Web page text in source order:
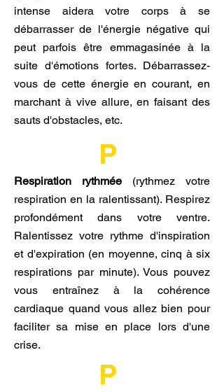
intense aidera votre corps à se
débarrasser de l'énergie négative qui
peut parfois être emmagasinée à la
suite d'émotions fortes. Débarrassez-
vous de cette énergie en courant, en
marchant à vive allure, en faisant des
sauts d'obstacles, etc.
P
Respiration rythmée (rythmez votre
respiration en la ralentissant). Respirez
profondément dans votre ventre.
Ralentissez votre rythme d'inspiration
et d'expiration (en moyenne, cinq à six
respirations par minute). Vous pouvez
vous entraînez à la cohérence
cardiaque quand vous allez bien pour
faciliter sa mise en place lors d'une
crise.
P